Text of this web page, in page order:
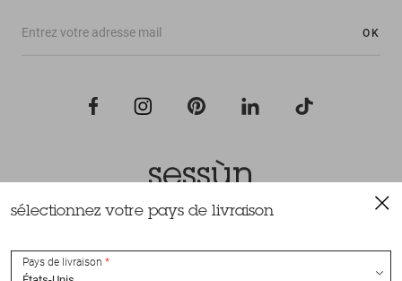
OK
Tous droits réservés Sessùn 2022
sélectionnez votre pays de livraison
Pays de livraison